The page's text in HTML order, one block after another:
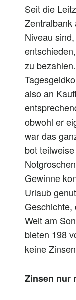
Seit die
Zentralbank
Niveau
zu
also an
obwohl er
war das
bot
Gewinne
Urlaub
Geschichte,
Welt am
bieten 198
keine
Zinsen nur